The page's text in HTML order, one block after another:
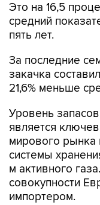
Это на 16,5
средний
пять лет.
За последние
закачка
21,6% меньше
Уровень
является
мирового
системы
м активного
совокупности
импортером.